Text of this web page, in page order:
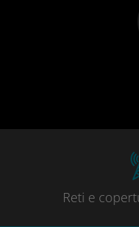
Reti e